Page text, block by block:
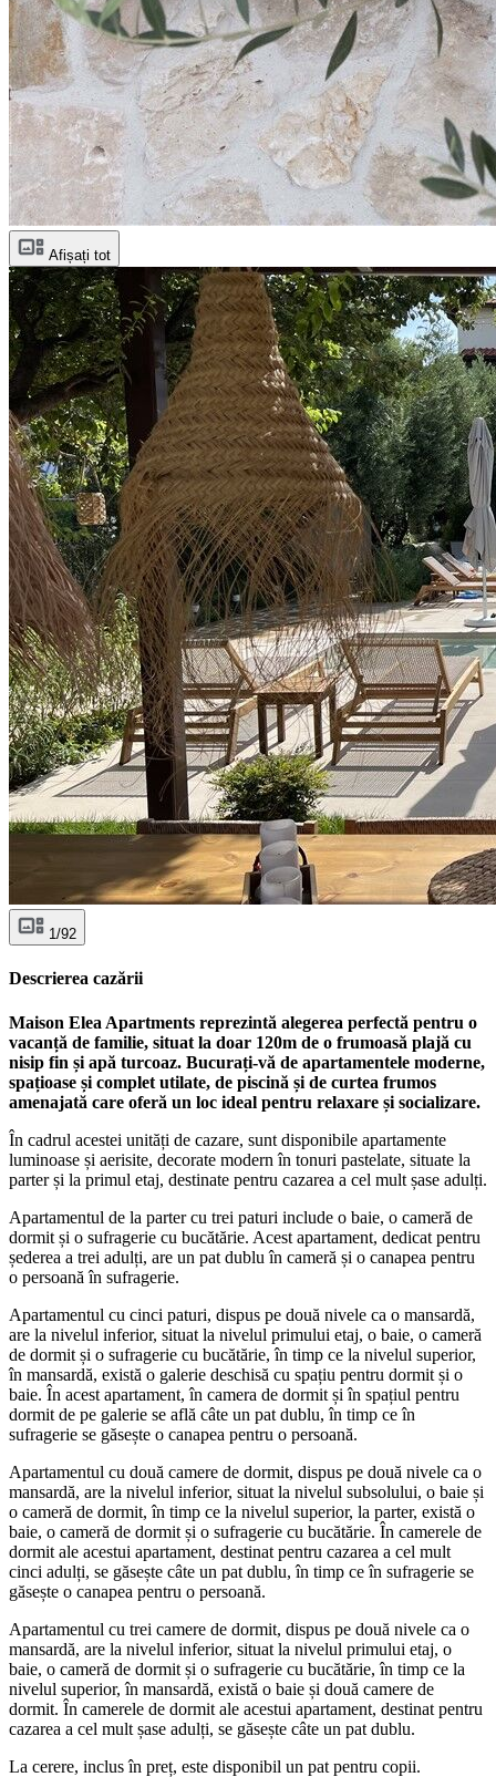
Afișați tot
1/92
Descrierea cazării
Maison Elea Apartments reprezintă alegerea perfectă pentru o
vacanță de familie, situat la doar 120m de o frumoasă plajă cu
nisip fin și apă turcoaz. Bucurați-vă de apartamentele moderne,
spațioase și complet utilate, de piscină și de curtea frumos
amenajată care oferă un loc ideal pentru relaxare și socializare.
În cadrul acestei unități de cazare, sunt disponibile apartamente
luminoase și aerisite, decorate modern în tonuri pastelate, situate la
parter și la primul etaj, destinate pentru cazarea a cel mult șase adulți.
Apartamentul de la parter cu trei paturi include o baie, o cameră de
dormit și o sufragerie cu bucătărie. Acest apartament, dedicat pentru
șederea a trei adulți, are un pat dublu în cameră și o canapea pentru
o persoană în sufragerie.
Apartamentul cu cinci paturi, dispus pe două nivele ca o mansardă,
are la nivelul inferior, situat la nivelul primului etaj, o baie, o cameră
de dormit și o sufragerie cu bucătărie, în timp ce la nivelul superior,
în mansardă, există o galerie deschisă cu spațiu pentru dormit și o
baie. În acest apartament, în camera de dormit și în spațiul pentru
dormit de pe galerie se află câte un pat dublu, în timp ce în
sufragerie se găsește o canapea pentru o persoană.
Apartamentul cu două camere de dormit, dispus pe două nivele ca o
mansardă, are la nivelul inferior, situat la nivelul subsolului, o baie și
o cameră de dormit, în timp ce la nivelul superior, la parter, există o
baie, o cameră de dormit și o sufragerie cu bucătărie. În camerele de
dormit ale acestui apartament, destinat pentru cazarea a cel mult
cinci adulți, se găsește câte un pat dublu, în timp ce în sufragerie se
găsește o canapea pentru o persoană.
Apartamentul cu trei camere de dormit, dispus pe două nivele ca o
mansardă, are la nivelul inferior, situat la nivelul primului etaj, o
baie, o cameră de dormit și o sufragerie cu bucătărie, în timp ce la
nivelul superior, în mansardă, există o baie și două camere de
dormit. În camerele de dormit ale acestui apartament, destinat pentru
cazarea a cel mult șase adulți, se găsește câte un pat dublu.
La cerere, inclus în preț, este disponibil un pat pentru copii.